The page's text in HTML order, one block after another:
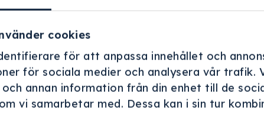
cookies
för att anpassa innehållet och
för sociala medier och analysera vår trafik.
annan information från din enhet till de
vi samarbetar med. Dessa kan i sin tur